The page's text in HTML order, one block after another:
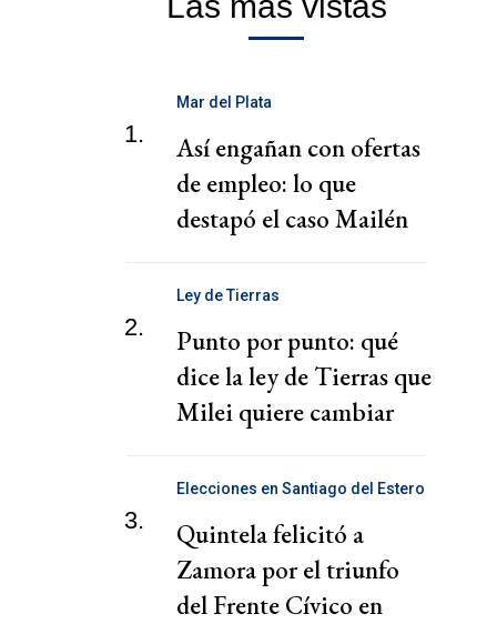
1.
Mar del Plata
Así engañan con ofertas
de empleo: lo que
destapó el caso Mailén
2.
Ley de Tierras
Punto por punto: qué
dice la ley de Tierras que
Milei quiere cambiar
3.
Elecciones en Santiago del Estero
Quintela felicitó a
Zamora por el triunfo
del Frente Cívico en